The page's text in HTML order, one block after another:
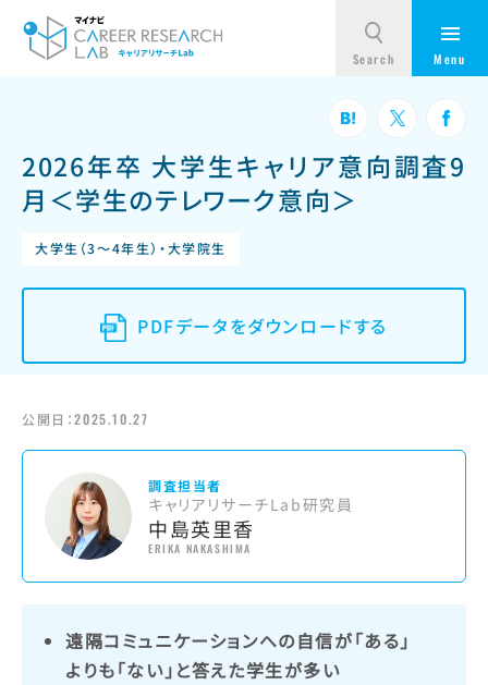
2026年卒 大学生キャリア意向調査9
月＜学生のテレワーク意向＞
大学生（3～4年生）・大学院生
PDFデータをダウンロードする
公開日：2025.10.27
調査担当者
キャリアリサーチLab研究員
中島英里香
ERIKA NAKASHIMA
遠隔コミュニケーションへの自信が「ある」
よりも「ない」と答えた学生が多い